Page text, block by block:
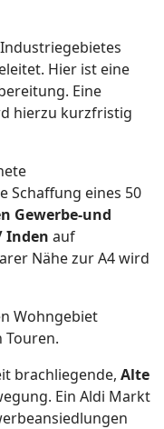
Hier ist eine
Eine
hierzu kurzfristig
Schaffung eines 50
Gewerbe-und
Inden auf
Nähe zur A4 wird
Wohngebiet
Touren.
brachliegende, Alte
Ein Aldi Markt